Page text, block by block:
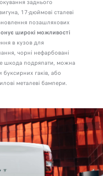
заднього
17-дюймові сталеві
позашляхових
широкі можливості
в кузов для
чорні нефарбовані
шкода подряпати, можна
буксирних гаків, або
металеві бампери.